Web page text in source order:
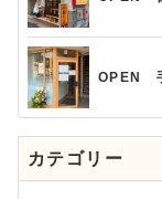
OPEN
カテゴリー